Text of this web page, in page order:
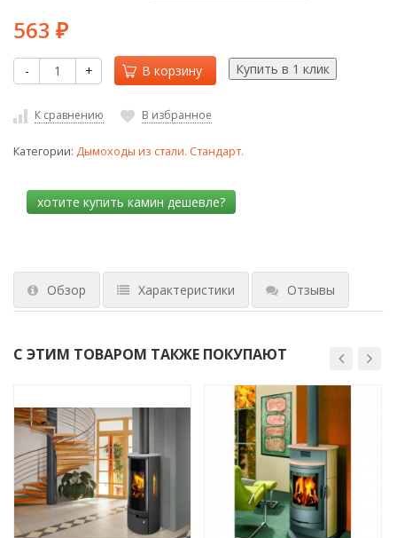
563 ₽
- + В корзину
К сравнению В избранное
Категории: Дымоходы из стали. Стандарт.
Обзор Характеристики Отзывы
С ЭТИМ ТОВАРОМ ТАКЖЕ ПОКУПАЮТ